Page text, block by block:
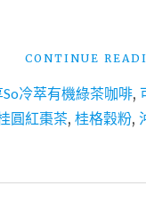
CONTINUE
So冷萃有機綠茶咖啡,
圓紅棗茶, 桂格穀粉,